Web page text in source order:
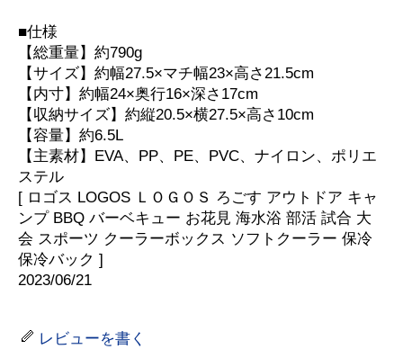
■仕様
【総重量】約790g
【サイズ】約幅27.5×マチ幅23×高さ21.5cm
【内寸】約幅24×奥行16×深さ17cm
【収納サイズ】約縦20.5×横27.5×高さ10cm
【容量】約6.5L
【主素材】EVA、PP、PE、PVC、ナイロン、ポリエ
ステル
[ ロゴス LOGOS ＬＯＧＯＳ ろごす アウトドア キャ
ンプ BBQ バーベキュー お花見 海水浴 部活 試合 大
会 スポーツ クーラーボックス ソフトクーラー 保冷
保冷バック ]
2023/06/21
レビューを書く